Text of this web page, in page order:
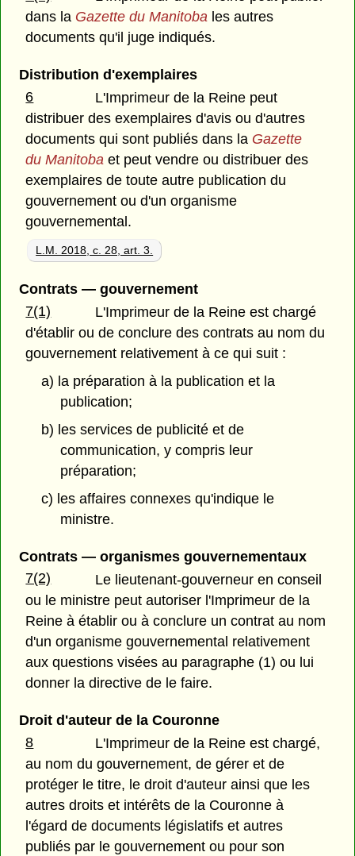
dans la Gazette du Manitoba les autres
documents qu'il juge indiqués.
Distribution d'exemplaires
6
L'Imprimeur de la Reine peut
distribuer des exemplaires d'avis ou d'autres
documents qui sont publiés dans la Gazette
du Manitoba et peut vendre ou distribuer des
exemplaires de toute autre publication du
gouvernement ou d'un organisme
gouvernemental.
L.M. 2018, c. 28, art. 3.
Contrats — gouvernement
7(1)
L'Imprimeur de la Reine est chargé
d'établir ou de conclure des contrats au nom du
gouvernement relativement à ce qui suit :
a) la préparation à la publication et la
publication;
b) les services de publicité et de
communication, y compris leur
préparation;
c) les affaires connexes qu'indique le
ministre.
Contrats — organismes gouvernementaux
7(2)
Le lieutenant-gouverneur en conseil
ou le ministre peut autoriser l'Imprimeur de la
Reine à établir ou à conclure un contrat au nom
d'un organisme gouvernemental relativement
aux questions visées au paragraphe (1) ou lui
donner la directive de le faire.
Droit d'auteur de la Couronne
8
L'Imprimeur de la Reine est chargé,
au nom du gouvernement, de gérer et de
protéger le titre, le droit d'auteur ainsi que les
autres droits et intérêts de la Couronne à
l'égard de documents législatifs et autres
publiés par le gouvernement ou pour son